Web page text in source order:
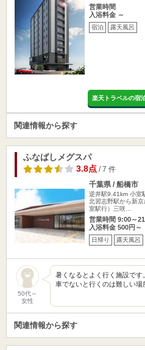
営業時間
入浴料金 ～
宿泊 露天風呂
楽天トラベルの宿
関連情報から探す
ふなばしメグスパ
3.8点/ 7 件
千葉県 / 船橋市
逆井駅9.41km 小室
北習志野駅から新
室駅行）三咲…
営業時間 9:00～
入浴料金 500円～
日帰り 露天風呂
50代～
女性
暑くなるとよく行く施設です
車でないと行くのは難しい
関連情報から探す